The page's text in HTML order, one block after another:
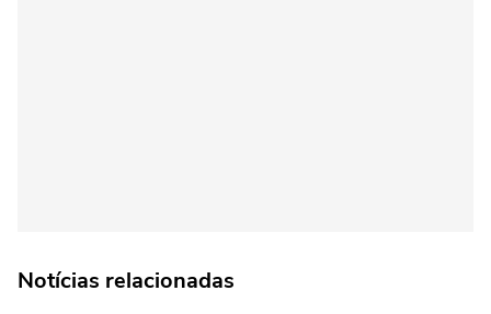
Notícias relacionadas